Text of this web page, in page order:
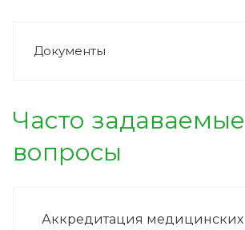
Документы
Часто задаваемые
вопросы
Аккредитация медицинских